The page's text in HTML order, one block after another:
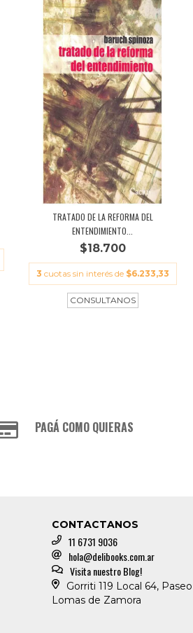
TRATADO DE LA REFORMA DEL
ENTENDIMIENTO...
$18.700
3 cuotas sin interés de $6.233,33
PAGÁ COMO QUIERAS
CONTACTANOS
11 6731 9036
hola@delibooks.com.ar
Visita nuestro Blog!
Gorriti 119 Local 64,
Lomas de Zamora